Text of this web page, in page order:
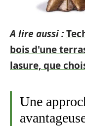
A lire aussi :
bois d'une
lasure, que
Une